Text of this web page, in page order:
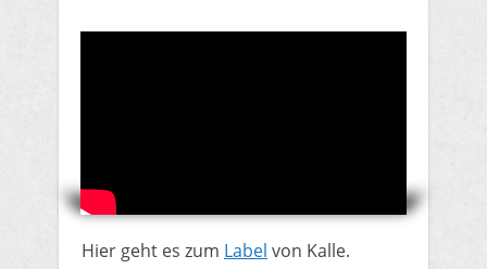
​Hier geht es zum Label von Kalle.